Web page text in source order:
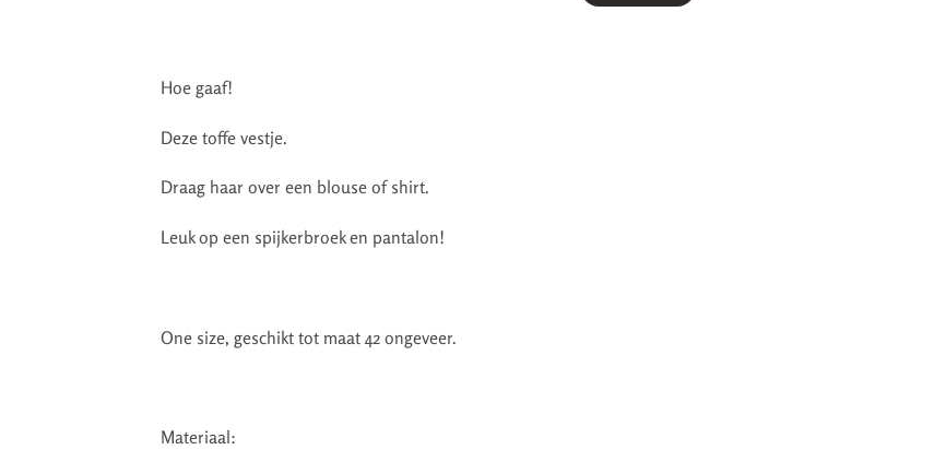
Hoe gaaf!
Deze toffe vestje.
Draag haar over een blouse of shirt.
Leuk op een spijkerbroek en pantalon!
One size, geschikt tot maat 42 ongeveer.
Materiaal: